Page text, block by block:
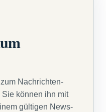
Nachrichten-
können ihn mit
gültigen News-